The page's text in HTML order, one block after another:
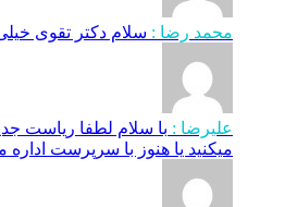
محمد رضا : سلام دکتر تقوی
علیرضا : با سلام لطفا ریاست
میکنید یا هنوز با سرپرست اداره‌